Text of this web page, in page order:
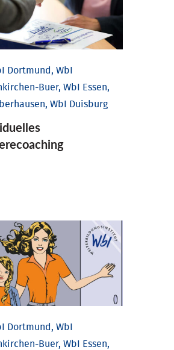
Dortmund, WbI
Buer, WbI Essen,
WbI Duisburg
Dortmund, WbI
Buer, WbI Essen,